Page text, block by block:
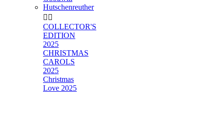
Hutschenreuther
 
COLLECTOR'S
EDITION
2025
CHRISTMAS
CAROLS
2025
Christmas
Love 2025